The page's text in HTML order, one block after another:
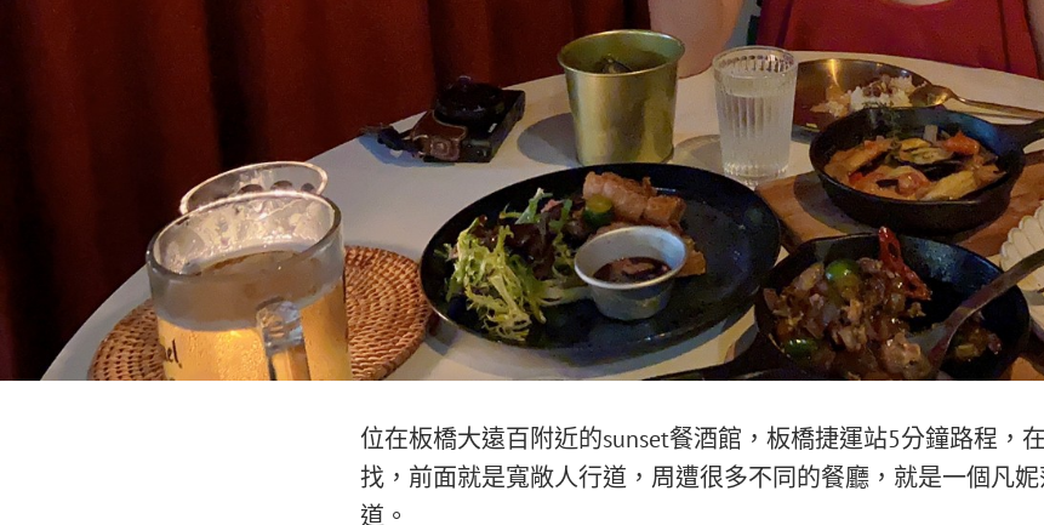
位在板橋大遠百附近的sunset餐酒館，板橋捷運站5分鐘路程，
找，前面就是寬敞人行道，周遭很多不同的餐廳，就是一個凡
道。